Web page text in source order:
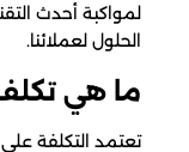
لمواكبة أحدث
الحلول لعملائنا.
ما هي
تعتمد التكلفة